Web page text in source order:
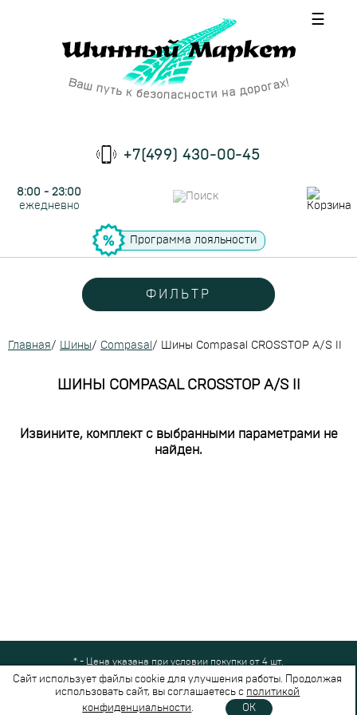
☰
+7(499) 430-00-45
8:00 - 23:00
ежедневно
Программа лояльности
ФИЛЬТР
Главная/ Шины/ Compasal / Шины Compasal CROSSTOP A/S II
ШИНЫ COMPASAL CROSSTOP A/S II
Извините, комплект с выбранными параметрами не
найден.
* - Цена указана при условии покупки от 4 шт.
Все права защищены © 2024-2026,Шинный Маркет(ООО "Безопасные
шины")
Вся представленная на сайте информация носит справочный характер и не
Сайт использует файлы cookie для улучшения работы. Продолжая
использовать сайт, вы соглашаетесь с политикой
конфиденциальности. OK